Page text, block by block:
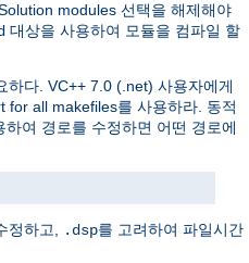
modules 선택을 해제해야
대상을 사용하여 모듈을 컴파일 할
하다. VC++ 7.0 (.net) 사용자에게
for all makefiles를 사용하라. 동적
여 경로를 수정하면 어떤 경로에
정하고, .dsp를 고려하여 파일시간